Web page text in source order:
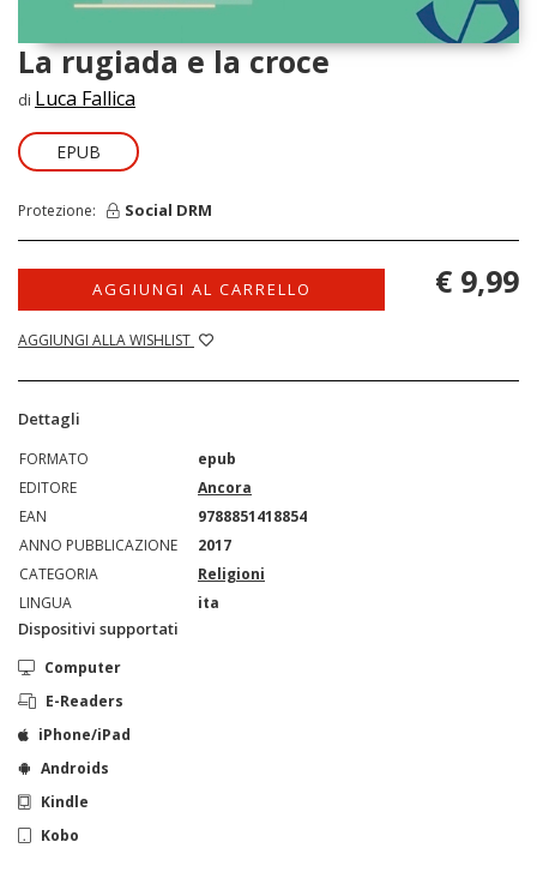
La rugiada e la croce
di Luca Fallica
EPUB
Protezione: Social DRM
AGGIUNGI AL CARRELLO
AGGIUNGI ALLA WISHLIST
€ 9,99
Dettagli
FORMATO
epub
EDITORE
Ancora
EAN
9788851418854
ANNO PUBBLICAZIONE
2017
CATEGORIA
Religioni
LINGUA
ita
Dispositivi supportati
Computer
E-Readers
iPhone/iPad
Androids
Kindle
Kobo